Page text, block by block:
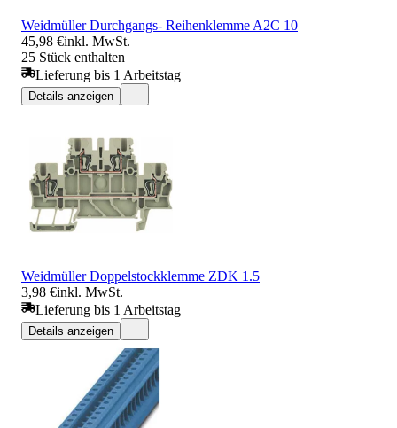
Weidmüller Durchgangs- Reihenklemme A2C 10
45,98 €inkl. MwSt.
25 Stück enthalten
Lieferung bis 1 Arbeitstag
Details anzeigen
Weidmüller Doppelstockklemme ZDK 1.5
3,98 €inkl. MwSt.
Lieferung bis 1 Arbeitstag
Details anzeigen